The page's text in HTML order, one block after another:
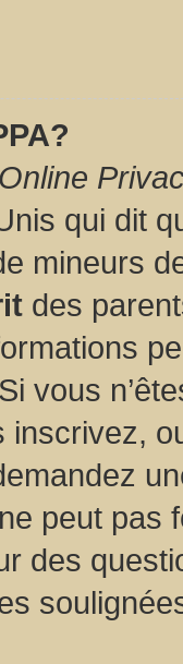
qui dit
mineurs
des
vous
inscrivez,
peut
des